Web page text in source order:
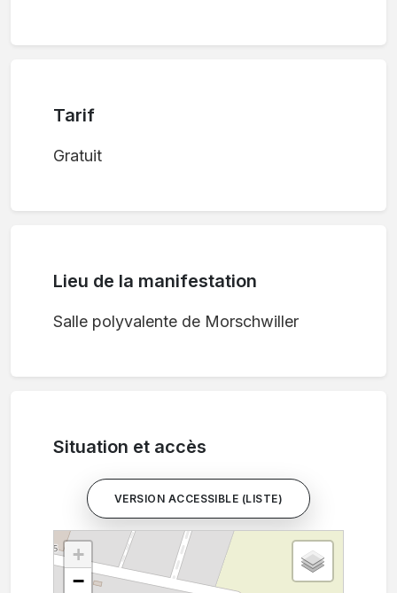
Tarif
Gratuit
Lieu de la manifestation
Salle polyvalente de Morschwiller
Situation et accès
VERSION ACCESSIBLE (LISTE)
+
−